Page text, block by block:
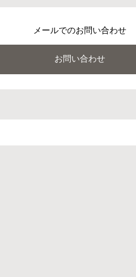
メールでのお問い合わせ
お問い合わせ